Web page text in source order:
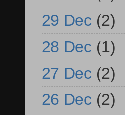
29 Dec (2)
28 Dec (1)
27 Dec (2)
26 Dec (2)